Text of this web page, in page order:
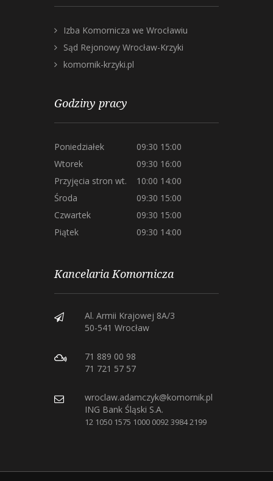
Izba Komornicza we Wrocławiu
Sąd Rejonowy Wrocław-Krzyki
komornik-krzyki.pl
Godziny pracy
Poniedziałek
Wtorek
Przyjęcia stron wt.
Środa
Czwartek
Piątek
09:30 15:00
09:30 16:00
10:00 14:00
09:30 15:00
09:30 15:00
09:30 14:00
Kancelaria Komornicza
Al. Armii Krajowej 8A/3
50-541 Wrocław
71 889 00 98
71 721 57 57
wroclaw.adamczyk@komornik.pl
ING Bank Śląski S.A.
12 1050 1575 1000 0092 3984 2199